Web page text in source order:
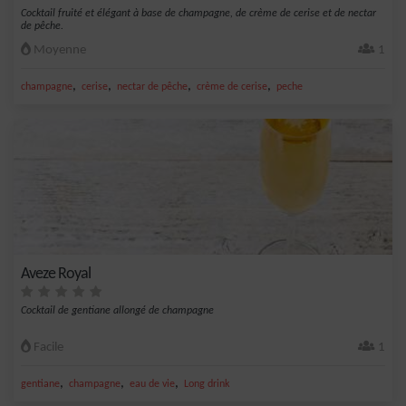
Cocktail fruité et élégant à base de champagne, de crème de cerise et de nectar
de pêche.
Moyenne 1
champagne, cerise, nectar de pêche, crème de cerise, peche
Aveze Royal
Cocktail de gentiane allongé de champagne
Facile 1
gentiane, champagne, eau de vie, Long drink